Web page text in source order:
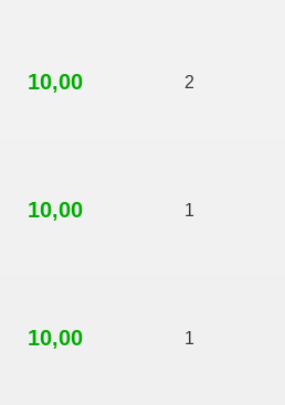
10,00 2
10,00 1
10,00 1